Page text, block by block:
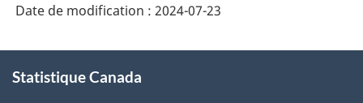
Date de modification : 2024-07-23
propos
Statistique Canada